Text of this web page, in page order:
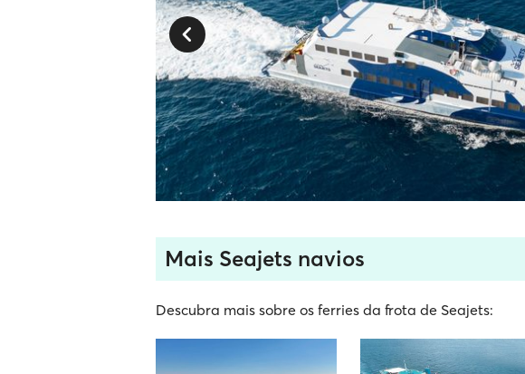
Mais Seajets navios
Descubra mais sobre os ferries da frota de Seajets: